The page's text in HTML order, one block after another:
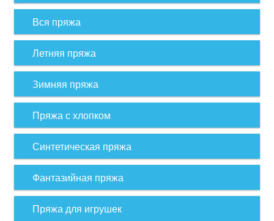
Вся пряжа
Летняя пряжа
Зимняя пряжа
Пряжа с хлопком
Синтетическая пряжа
Фантазийная пряжа
Пряжа для игрушек